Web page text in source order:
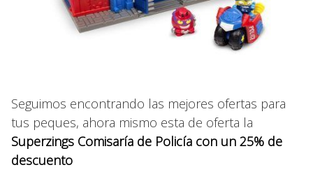
Seguimos encontrando las mejores ofertas para
tus peques, ahora mismo esta de oferta la
Superzings Comisaría de Policía con un 25% de
descuento